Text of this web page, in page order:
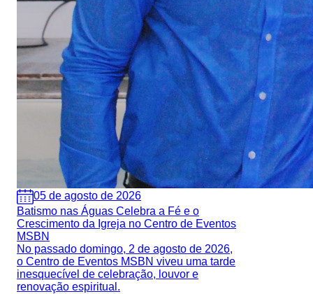
05 de agosto de 2026
Batismo nas Águas Celebra a Fé e o
Crescimento da Igreja no Centro de Eventos
MSBN
No passado domingo, 2 de agosto de 2026,
o Centro de Eventos MSBN viveu uma tarde
inesquecível de celebração, louvor e
renovação espiritual.